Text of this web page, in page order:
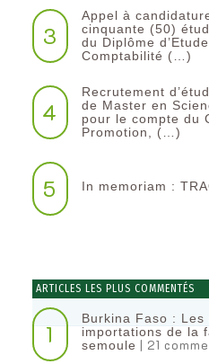
3
Appel à
cinquante (50)
du Diplôme
Comptabilité (…)
4
Recrutement
de Master en
pour le compte du
Promotion, (…)
5 In memoriam :
ARTICLES LES PLUS COMMENTÉS
1
Burkina Faso :
importations de la
semoule | 21